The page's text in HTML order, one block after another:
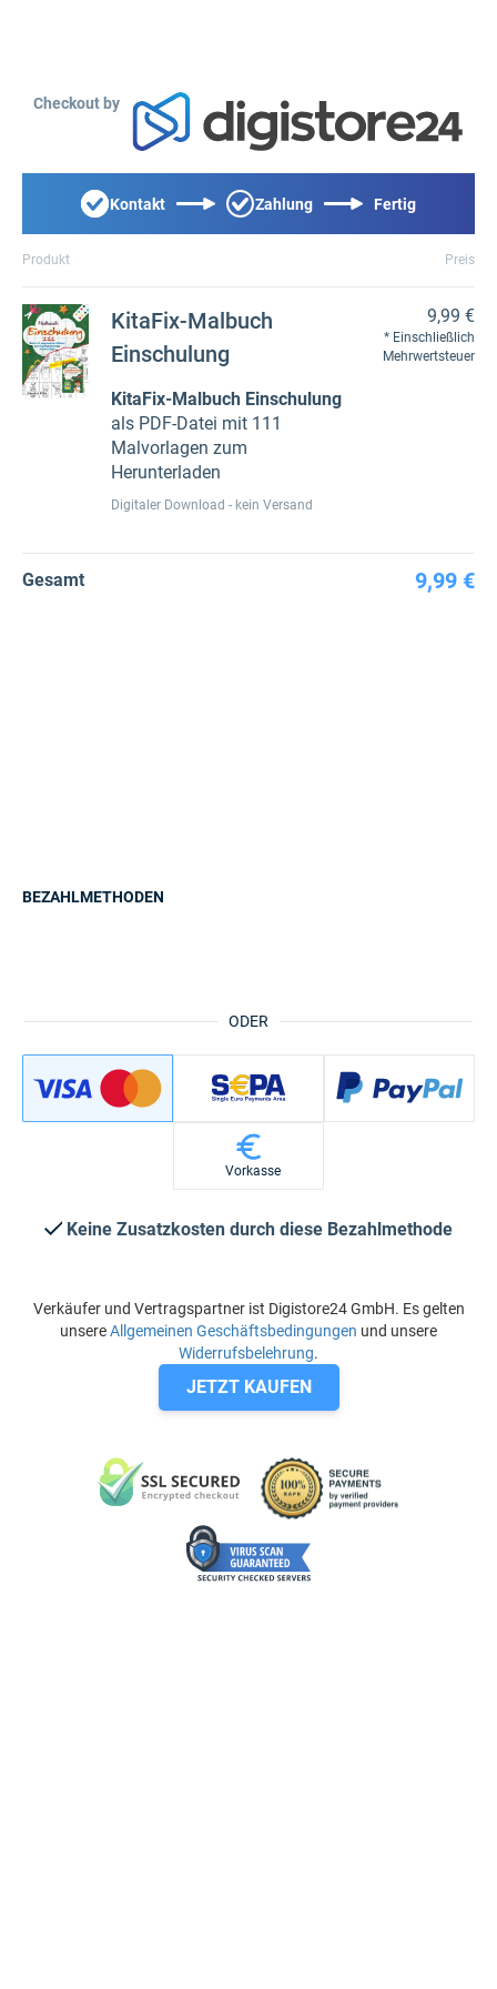
Checkout by
Kontakt Zahlung Fertig
Produkt Preis
KitaFix-Malbuch
Einschulung
KitaFix-Malbuch Einschulung
als PDF-Datei mit 111
Malvorlagen zum
Herunterladen
Digitaler Download - kein Versand
9,99 €
Einschließlich
Mehrwertsteuer
Gesamt 9,99 €
ODER
BEZAHLMETHODEN
Vorkasse
Keine Zusatzkosten durch diese Bezahlmethode
Verkäufer und Vertragspartner ist Digistore24 GmbH. Es gelten
unsereAllgemeinen Geschäftsbedingungen und unsere
Widerrufsbelehrung.
JETZT KAUFEN